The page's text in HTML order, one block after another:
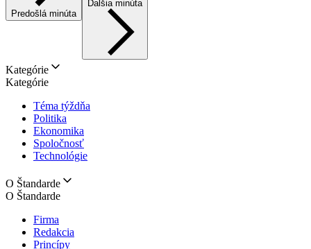
Predošlá minúta
Ďalšia minúta
Kategórie
Kategórie
Téma týždňa
Politika
Ekonomika
Spoločnosť
Technológie
O Štandarde
O Štandarde
Firma
Redakcia
Princípy